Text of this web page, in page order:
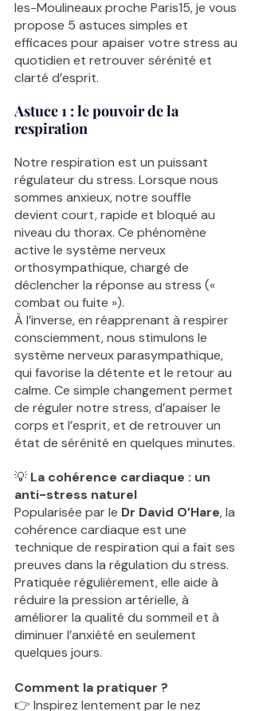
les-Moulineaux proche Paris15, je vous
propose 5 astuces simples et
efficaces pour apaiser votre stress au
quotidien et retrouver sérénité et
clarté d’esprit.
Astuce 1 : le pouvoir de la
respiration
Notre respiration est un puissant
régulateur du stress. Lorsque nous
sommes anxieux, notre souffle
devient court, rapide et bloqué au
niveau du thorax. Ce phénomène
active le système nerveux
orthosympathique, chargé de
déclencher la réponse au stress («
combat ou fuite »).
À l’inverse, en réapprenant à respirer
consciemment, nous stimulons le
système nerveux parasympathique,
qui favorise la détente et le retour au
calme. Ce simple changement permet
de réguler notre stress, d’apaiser le
corps et l’esprit, et de retrouver un
état de sérénité en quelques minutes.
💡 La cohérence cardiaque : un
anti-stress naturel
Popularisée par le Dr David O’Hare, la
cohérence cardiaque est une
technique de respiration qui a fait ses
preuves dans la régulation du stress.
Pratiquée régulièrement, elle aide à
réduire la pression artérielle, à
améliorer la qualité du sommeil et à
diminuer l’anxiété en seulement
quelques jours.
Comment la pratiquer ?
👉 Inspirez lentement par le nez